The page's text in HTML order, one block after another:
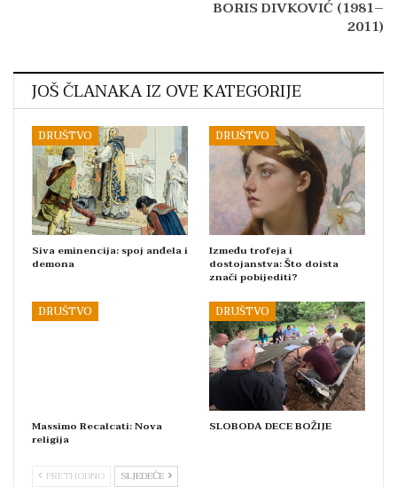
BORIS DIVKOVIĆ (1981–
2011)
JOŠ ČLANAKA IZ OVE KATEGORIJE
DRUŠTVO
Siva eminencija: spoj anđela i
demona
DRUŠTVO
Između trofeja i
dostojanstva: Što doista
znači pobijediti?
DRUŠTVO
Massimo Recalcati: Nova
religija
DRUŠTVO
SLOBODA DECE BOŽIJE
PRETHODNO SLJEDEĆE